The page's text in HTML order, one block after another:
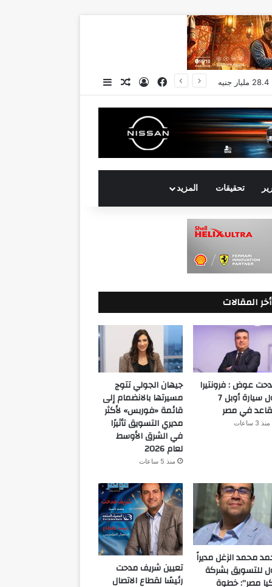
فيسبوكتسجيل الدخول
مقال عشوائي
إضافة عمود جانبي
تحقيقات المزيد
أخر المقالات
عوض : فرونتيرا
أول سيارة أوبل 7
في مصر
منذ 3 ساعات
جيهان الجولي تتوج
مسيرتها بالانضمام إلى
قائمة «فوربس» لأكثر
مديري التسويق تأثيرًا
في الشرق الأوسط
لعام 2026
منذ 5 ساعات
محمد الزغل مديراً
للتسويق بشركة
مصر”: خطوة
تعيين شريف مدحت
رئيسًا لقطاع الاتصال